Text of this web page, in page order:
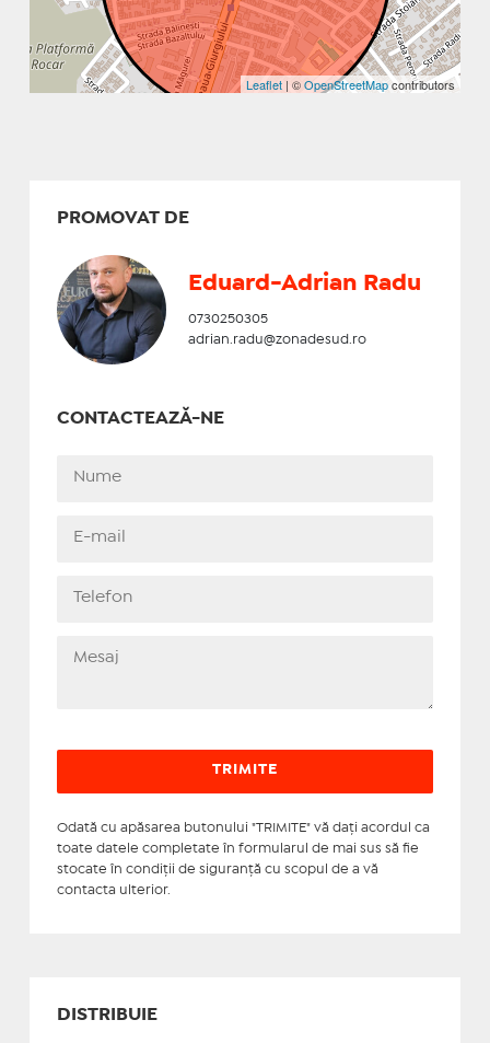
Leaflet | ©OpenStreetMapcontributors
PROMOVAT DE
Eduard-Adrian Radu
0730250305
adrian.radu@zonadesud.ro
CONTACTEAZĂ-NE
Odată cu apăsarea butonului "TRIMITE" vă daţi acordul ca
toate datele completate în formularul de mai sus să fie
stocate în condiţii de siguranţă cu scopul de a vă
contacta ulterior.
DISTRIBUIE